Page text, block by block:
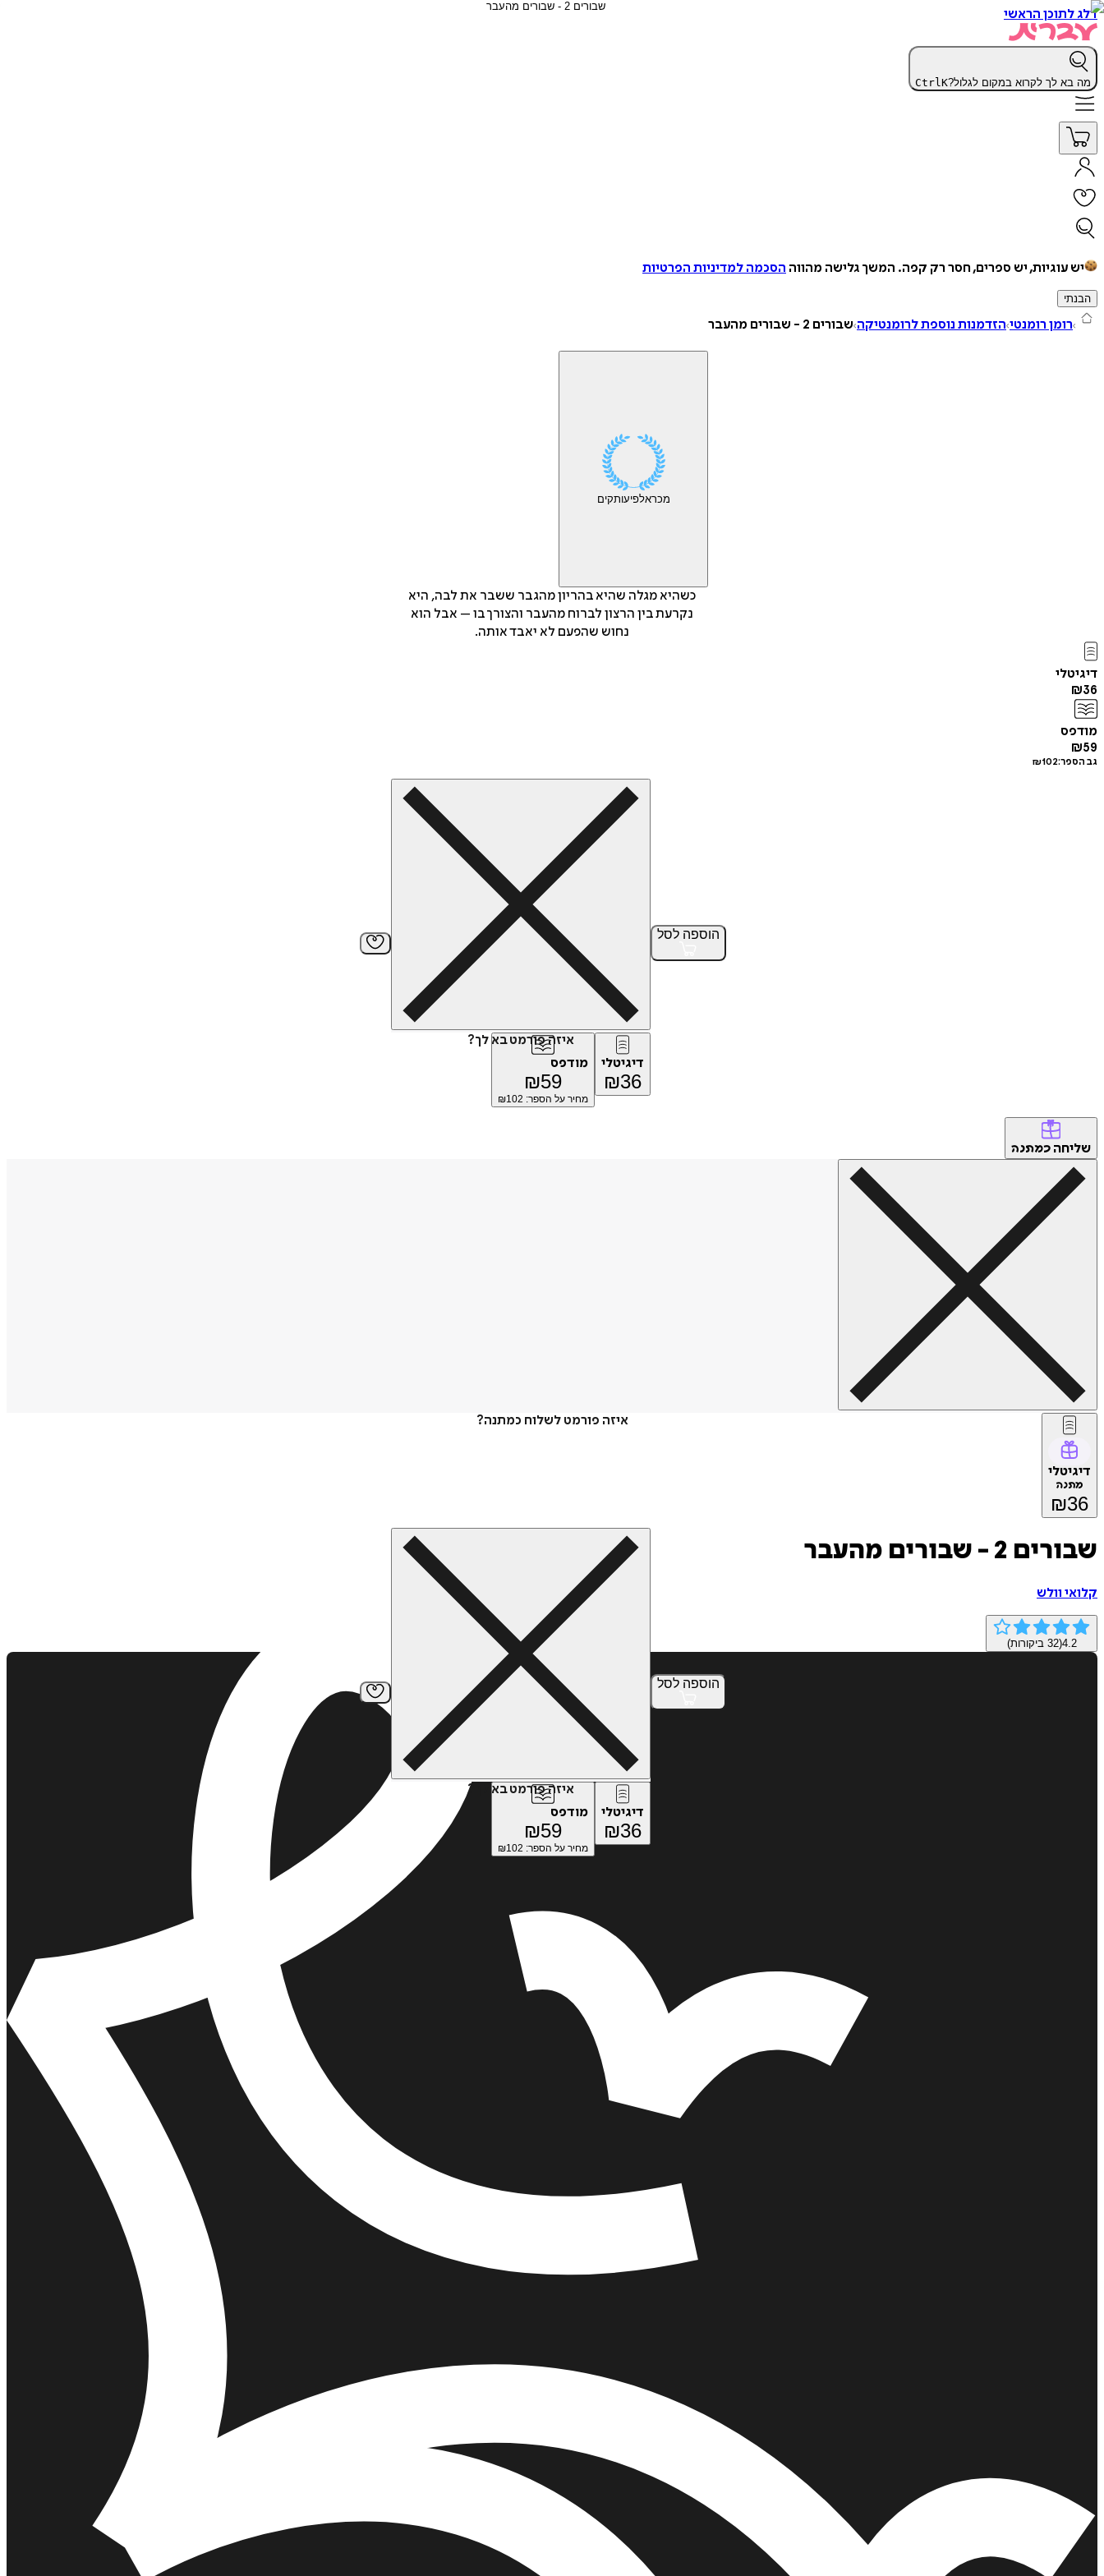
דלג לתוכן הראשי
מה בא לך לקרוא במקום לגלול? CtrlK
יש עוגיות, יש ספרים, חסר רק קפה. המשך גלישה מהווה הסכמה למדיניות הפרטיות
הבנתי
רומן רומנטי הזדמנות נוספת לרומנטיקה שבורים 2 - שבורים מהעבר
מכראלפיעותקים
כשהיא מגלה שהיא בהריון מהגבר ששבר את לבה, היא
נקרעת בין הרצון לברוח מהעבר והצורך בו – אבל הוא
נחוש שהפעם לא יאבד אותה.
דיגיטלי
₪36
מודפס
₪59
גב הספר: ₪102
הוספה לסל
איזה פורמט בא לך?
דיגיטלי
₪36
מודפס
₪59
מחיר על הספר: ₪ 102
שליחה כמתנה
איזה פורמט לשלוח כמתנה?
דיגיטלי
מתנה
₪36
הוספה לסל
איזה פורמט בא לך?
דיגיטלי
₪36
מודפס
₪59
מחיר על הספר: ₪ 102
שבורים 2 - שבורים מהעבר
קלואי וולש
4.2
(
32 ביקורות)